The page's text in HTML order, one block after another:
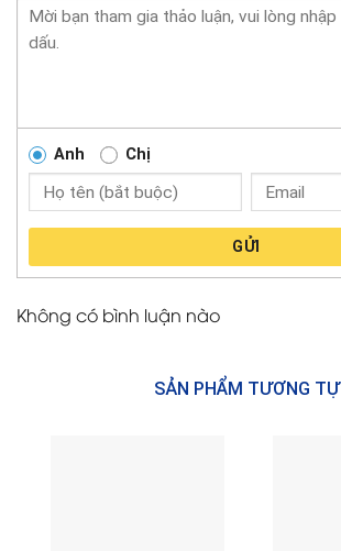
Anh Chị
GỬI
Không có bình luận nào
SẢN PHẨM TƯƠNG TỰ